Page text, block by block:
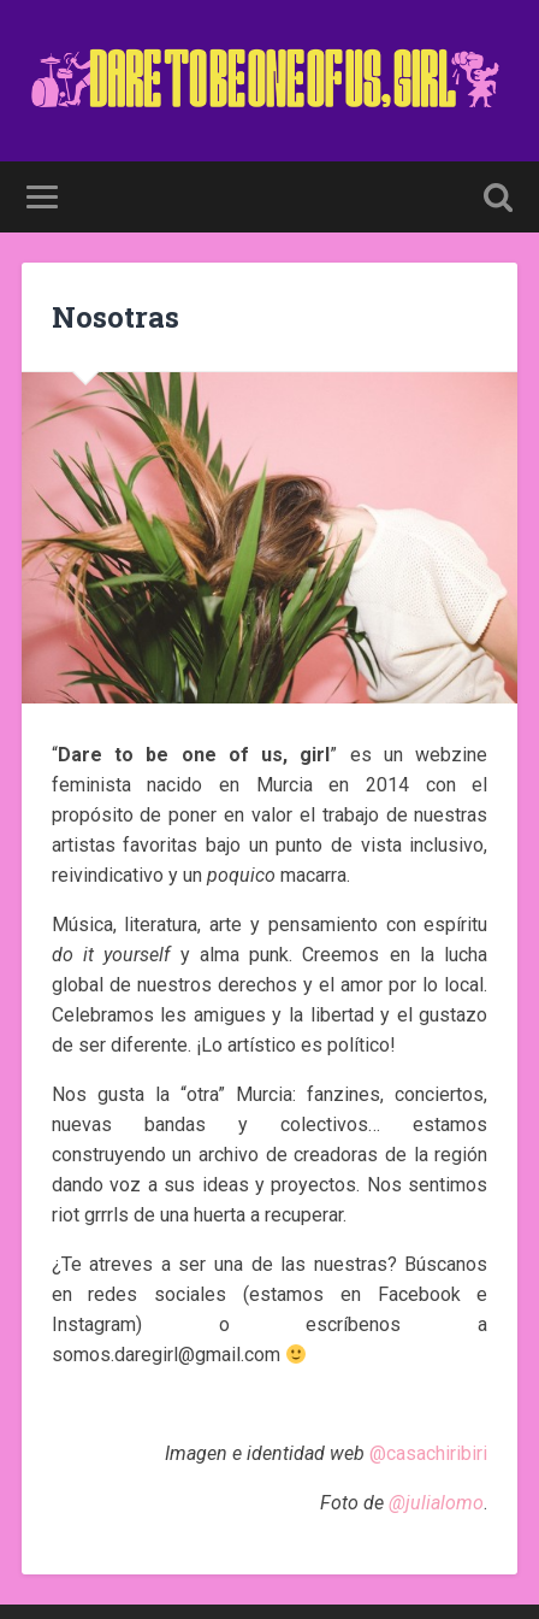
Nosotras
“Dare to be one of us, girl ” es un webzine
feminista nacido en Murcia en 2014 con el
propósito de poner en valor el trabajo de nuestras
artistas favoritas bajo un punto de vista inclusivo,
reivindicativo y un poquico macarra.
Música, literatura, arte y pensamiento con espíritu
do it yourselfy alma punk. Creemos en la lucha
global de nuestros derechos y el amor por lo local.
Celebramos les amigues y la libertad y el gustazo
de ser diferente. ¡Lo artístico es político!
Nos gusta la “otra” Murcia: fanzines, conciertos,
nuevas bandas y colectivos… estamos
construyendo un archivo de creadoras de la región
dando voz a sus ideas y proyectos. Nos sentimos
riot grrrls de una huerta a recuperar.
¿Te atreves a ser una de las nuestras? Búscanos
en redes sociales (estamos en Facebook e
Instagram) o escríbenos a
somos.daregirl@gmail.com
Imagen e identidad web @casachiribiri
Foto de@julialomo.